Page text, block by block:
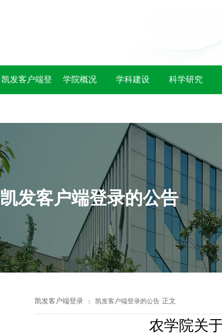
凯发客户端登 学院概况 学科建设 科学研究
凯发客户端登录的公告
凯发客户端登录 凯发客户端登录的公告 正文
农学院关